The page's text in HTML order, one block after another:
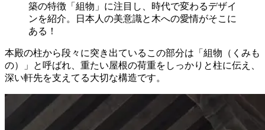
築の特徴「組物」に注目し、時代で変わるデザイ
ンを紹介。日本人の美意識と木への愛情がそこに
ある！
本殿の柱から段々に突き出ているこの部分は「組物（くみも
の）」と呼ばれ、重たい屋根の荷重をしっかりと柱に伝え、
深い軒先を支えてる大切な構造です。